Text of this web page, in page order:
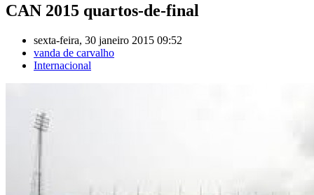
CAN 2015 quartos-de-final
sexta-feira, 30 janeiro 2015 09:52
vanda de carvalho
Internacional